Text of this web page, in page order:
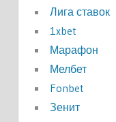
Лига ставок
1xbet
Марафон
Мелбет
Fonbet
Зенит